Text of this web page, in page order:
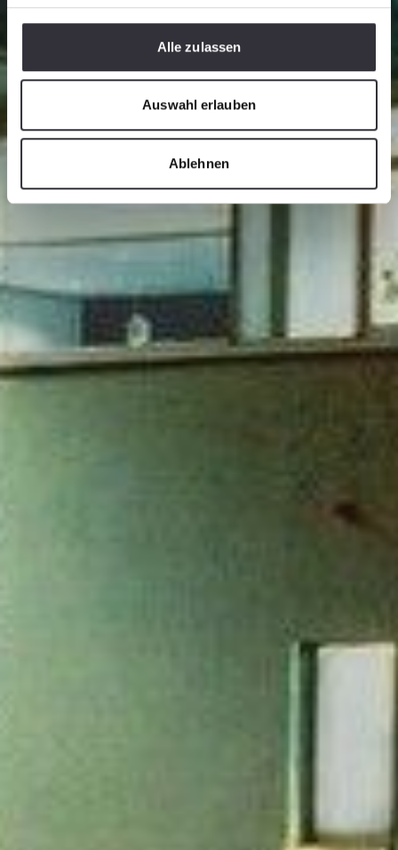
Alle zulassen
Auswahl erlauben
Ablehnen